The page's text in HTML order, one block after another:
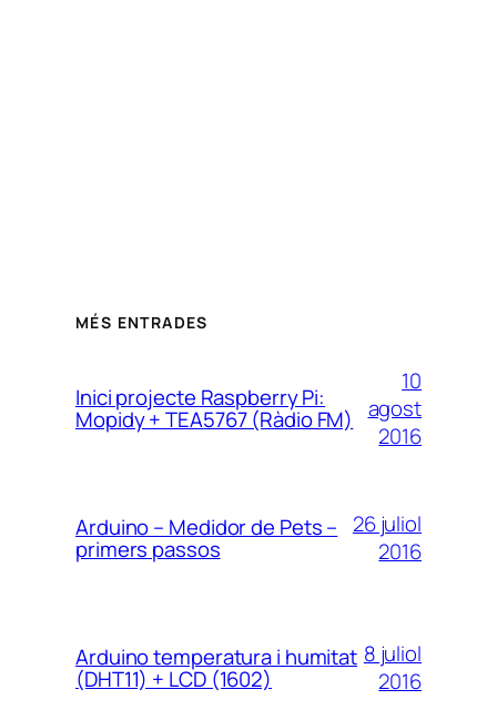
MÉS ENTRADES
Inici projecte Raspberry Pi:
Mopidy + TEA5767 (Ràdio FM)
10
agost
2016
Arduino – Medidor de Pets –
primers passos
26 juliol
2016
Arduino temperatura i humitat
(DHT11) + LCD (1602)
8 juliol
2016